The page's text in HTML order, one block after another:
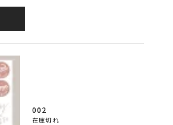
002
在庫切れ